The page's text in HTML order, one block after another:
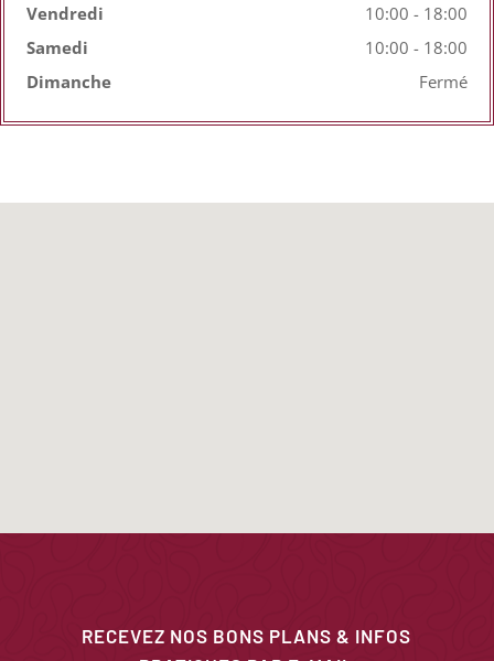
Vendredi
10:00 - 18:00
Samedi
10:00 - 18:00
Dimanche
Fermé
RECEVEZ NOS BONS PLANS & INFOS